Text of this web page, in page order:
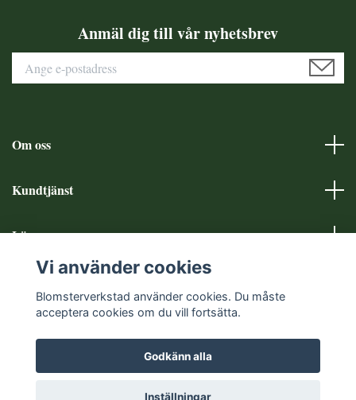
Anmäl dig till vår nyhetsbrev
Om oss
Kundtjänst
Läs mer
Sociala medier
© 2026 Blomsterverkstad
Vi använder cookies
Blomsterverkstad använder cookies. Du måste
acceptera cookies om du vill fortsätta.
Godkänn alla
Inställningar